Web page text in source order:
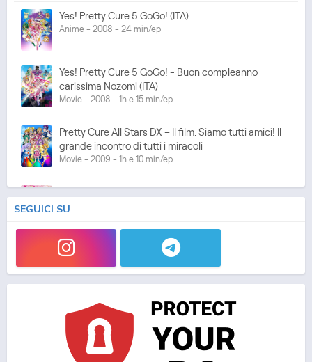
Yes! Pretty Cure 5 GoGo! (ITA)
Anime - 2008 - 24 min/ep
Yes! Pretty Cure 5 GoGo! - Buon compleanno
carissima Nozomi (ITA)
Movie - 2008 - 1h e 15 min/ep
Pretty Cure All Stars DX – Il film: Siamo tutti amici! Il
grande incontro di tutti i miracoli
Movie - 2009 - 1h e 10 min/ep
Anime - 2009 - 24 min/ep
Fresh Pretty Cure! - Le Pretty Cure nel Regno dei
Movie - 2009 - 1h e 10 min/ep
Pretty Cure All Stars DX – Il film 2: Luce della
speranza ☆ Proteggi il Rainbow Jewel!
Movie - 2010 - 1h e 10 min/ep
SEGUICI SU